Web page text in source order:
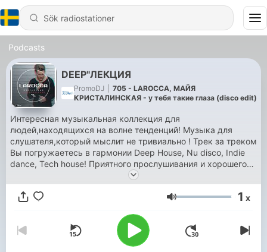
Podcasts
DEEP"ЛЕКЦИЯ
PromoDJ
705 - LAROCCA, МАЙЯ
КРИСТАЛИНСКАЯ - у тебя такие глаза (disco edit)
Интересная музыкальная коллекция для
людей,находящихся на волне тенденций! Музыка для
слушателя,который мыслит не тривиально ! Трек за треком
Вы погружаетесь в гармонии Deep House, Nu disco, Indie
dance, Tech house! Приятного прослушивания и хорошего
красивой музыки!
Volym 1 x